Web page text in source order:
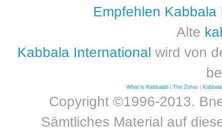
Empfehlen Kabbala
Alte
Kabbala International wird von
What Is Kabbalah |The Zohar
Copyright ©1996-2013.
Sämtliches Material auf